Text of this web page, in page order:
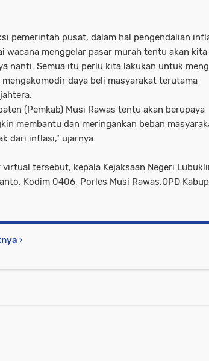
pemerintah pusat, dalam hal pengendalian
wacana menggelar pasar murah tentu akan kita
nanti. Semua itu perlu kita lakukan
daya beli masyarakat terutama
(Pemkab) Musi Rawas tentu akan berupaya
membantu dan meringankan beban
dari inflasi,” ujarnya.
tersebut, kepala Kejaksaan Negeri
Kodim 0406, Porles Musi Rawas,OPD